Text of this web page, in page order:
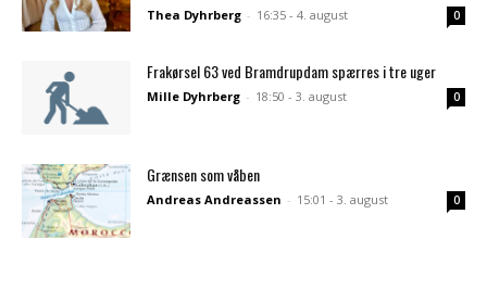
Thea Dyhrberg - 16:35 - 4. august 0
Frakørsel 63 ved Bramdrupdam spærres i tre uger
Mille Dyhrberg - 18:50 - 3. august 0
Grænsen som våben
Andreas Andreassen - 15:01 - 3. august 0